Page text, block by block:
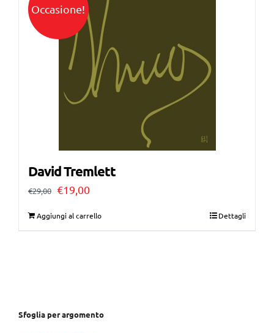
Occasione!
David Tremlett
€29,00 Il
€19,00Il
Aggiungi al carrello Dettagli
Sfoglia per argomento